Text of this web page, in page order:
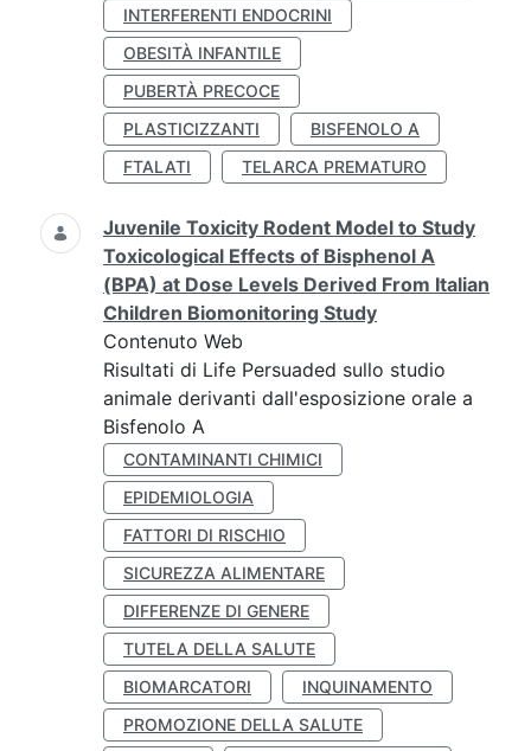
INTERFERENTI ENDOCRINI
OBESITÀ INFANTILE
PUBERTÀ PRECOCE
PLASTICIZZANTI
BISFENOLO A
FTALATI
TELARCA PREMATURO
Juvenile Toxicity Rodent Model to Study
Toxicological Effects of Bisphenol A
(BPA) at Dose Levels Derived From Italian
Children Biomonitoring Study
Contenuto Web
Risultati di Life Persuaded sullo studio
animale derivanti dall'esposizione orale a
Bisfenolo A
CONTAMINANTI CHIMICI
EPIDEMIOLOGIA
FATTORI DI RISCHIO
SICUREZZA ALIMENTARE
DIFFERENZE DI GENERE
TUTELA DELLA SALUTE
BIOMARCATORI
INQUINAMENTO
PROMOZIONE DELLA SALUTE